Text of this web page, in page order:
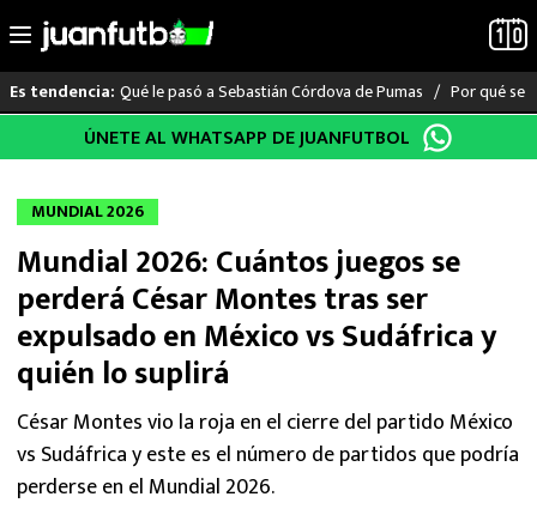
al
Es tendencia: Qué le pasó a Sebastián Córdova de Pumas Por qué se
LO ÚLTIMO
LIGA MX
RAYADOS
PUMAS
ATLANTE
SELECCIÓN MEXICANA
FUTBOL INTERNACIONAL
ÚNETE AL WHATSAPP DE JUANFUTBOL
MUNDIAL 2026
Mundial 2026: Cuántos juegos se
perderá César Montes tras ser
expulsado en México vs Sudáfrica y
quién lo suplirá
César Montes vio la roja en el cierre del partido México
vs Sudáfrica y este es el número de partidos que podría
perderse en el Mundial 2026.